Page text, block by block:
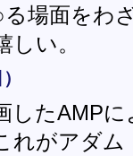
場面をわ
しい。
したAMP
れがアダ